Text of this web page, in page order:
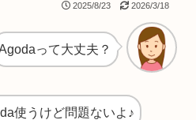
2025/8/23 2026/3/18
って大丈夫？
使うけど問題ないよ♪